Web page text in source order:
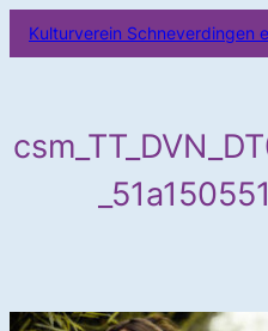
Inhalt
Kulturverein Schneverdingen